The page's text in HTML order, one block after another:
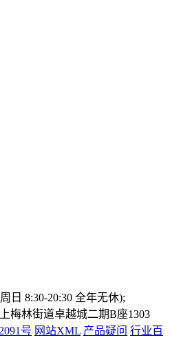
日 8:30-20:30 全年无休);
梅林街道卓越城二期B座1303
号 网站XML 产品疑问 行业百